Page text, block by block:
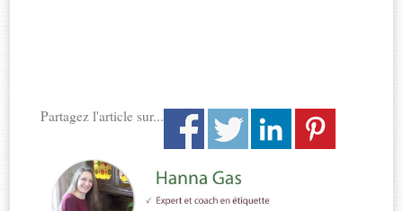
Partagez l'article sur...